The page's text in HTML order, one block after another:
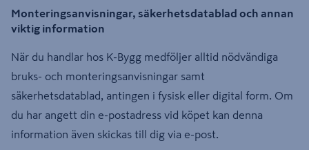
Monteringsanvisningar, säkerhetsdatablad och annan
viktig information
När du handlar hos K-Bygg medföljer alltid nödvändiga
bruks- och monteringsanvisningar samt
säkerhetsdatablad, antingen i fysisk eller digital form. Om
du har angett din e-postadress vid köpet kan denna
information även skickas till dig via e-post.